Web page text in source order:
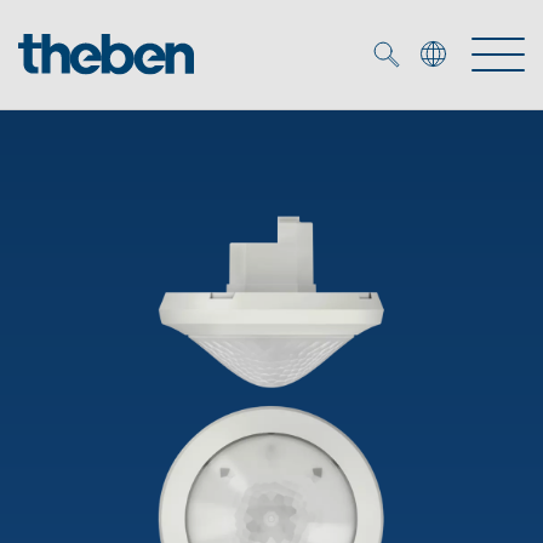
Smart Home
Rilevatori di presenza/movimento
Fari a LED
Soluzioni OEM
Referenze
Controllo dell'illuminazione DALI-2
Emettitore LED (inglese)
Mediateca